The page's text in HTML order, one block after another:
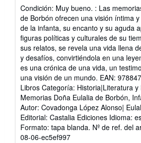
vendedor:
5
de
5
estrellas
Condición: Muy bueno. : Las
de Borbón ofrecen una visión íntima
de la infanta, su encanto y su aguda
figuras políticas y culturales de su
sus relatos, se revela una vida llena
y desafíos, convirtiéndola en una
es una crónica de una vida, un
una visión de un mundo. EAN:
Libros Categoría: Historia|Literatura
Memorias Doña Eulalia de Borbón,
Autor: Covadonga López Alonso|
Editorial: Castalia Ediciones Idioma:
Formato: tapa blanda. Nº de ref. del
08-06-ec5ef997